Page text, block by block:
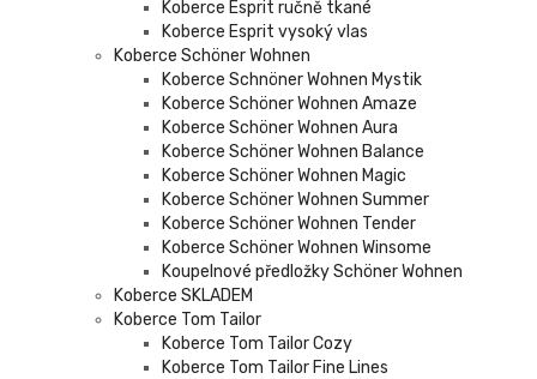
Koberce Esprit ručně tkané
Koberce Esprit vysoký vlas
Koberce Schöner Wohnen
Koberce Schnöner Wohnen Mystik
Koberce Schöner Wohnen Amaze
Koberce Schöner Wohnen Aura
Koberce Schöner Wohnen Balance
Koberce Schöner Wohnen Magic
Koberce Schöner Wohnen Summer
Koberce Schöner Wohnen Tender
Koberce Schöner Wohnen Winsome
Koupelnové předložky Schöner Wohnen
Koberce SKLADEM
Koberce Tom Tailor
Koberce Tom Tailor Cozy
Koberce Tom Tailor Fine Lines